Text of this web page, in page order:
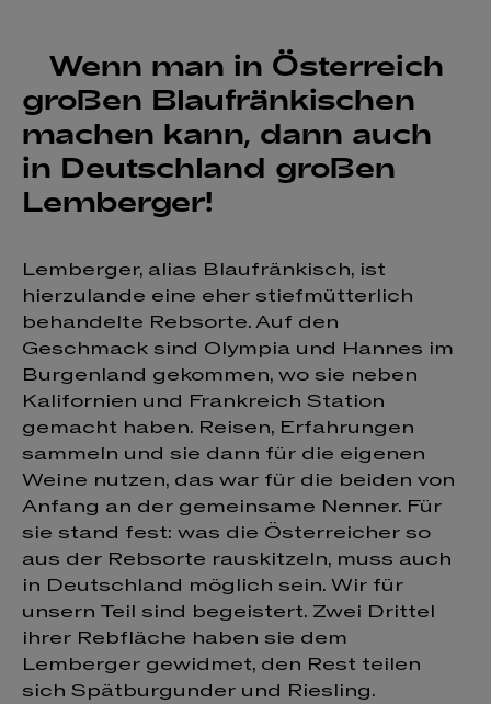
Wenn man in Österreich
großen Blaufränkischen
machen kann, dann auch
in Deutschland großen
Lemberger!
Lemberger, alias Blaufränkisch, ist
hierzulande eine eher stiefmütterlich
behandelte Rebsorte. Auf den
Geschmack sind Olympia und Hannes im
Burgenland gekommen, wo sie neben
Kalifornien und Frankreich Station
gemacht haben. Reisen, Erfahrungen
sammeln und sie dann für die eigenen
Weine nutzen, das war für die beiden von
Anfang an der gemeinsame Nenner. Für
sie stand fest: was die Österreicher so
aus der Rebsorte rauskitzeln, muss auch
in Deutschland möglich sein. Wir für
unsern Teil sind begeistert. Zwei Drittel
ihrer Rebfläche haben sie dem
Lemberger gewidmet, den Rest teilen
sich Spätburgunder und Riesling.